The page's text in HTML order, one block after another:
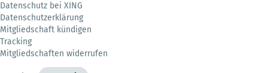
Datenschutz bei XING
Datenschutzerklärung
Mitgliedschaft kündigen
Tracking
Mitgliedschaften widerrufen